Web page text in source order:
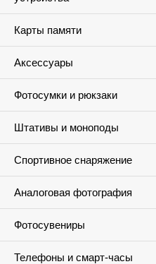
Карты памяти
Аксессуары
Фотосумки и рюкзаки
Штативы и моноподы
Спортивное снаряжение
Аналоговая фотография
Фотосувениры
Телефоны и смарт-часы